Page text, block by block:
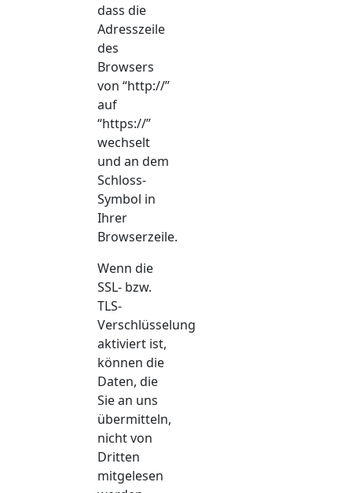
dass die
Adresszeile
des
Browsers
von “http://”
auf
“https://”
wechselt
und an dem
Schloss-
Symbol in
Ihrer
Browserzeile.
Wenn die
SSL- bzw.
TLS-
Verschlüsselung
aktiviert ist,
können die
Daten, die
Sie an uns
übermitteln,
nicht von
Dritten
mitgelesen